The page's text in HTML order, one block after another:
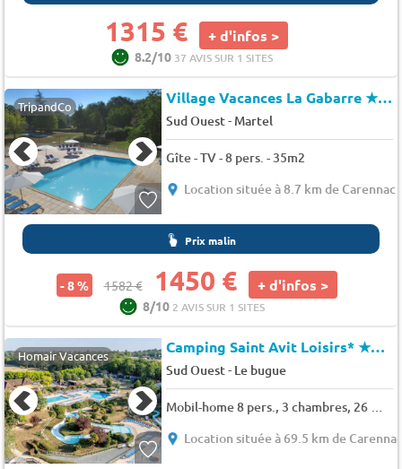
1315 € + d'infos >
8.2/10 37 AVIS SUR 1 SITES
TripandCo Village Vacances La Gabarre★★★
Sud Ouest- Martel
Gîte - TV - 8 pers. - 35m2
Location située à 8.7 km de Carennac
Prix malin
- 8 % 1582 € 1450 € + d'infos >
8/10 2 AVIS SUR 1 SITES
Homair Vacances Camping Saint Avit Loisirs*★★★★★
Sud Ouest- Le bugue
Mobil-home 8 pers., 3 chambres, 26 m² - 36 m²
Location située à 69.5 km de